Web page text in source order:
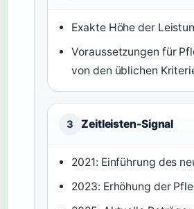
Exakte Höhe der
Voraussetzungen für
von den üblichen
3 Zeitleisten-Signal
2021: Einführung des
2023: Erhöhung der